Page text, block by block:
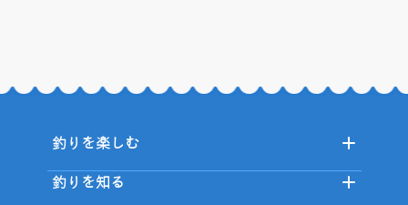
釣りを楽しむ
釣りを知る